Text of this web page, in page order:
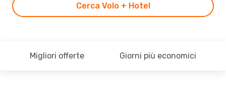
Cerca Volo + Hotel
Migliori offerte Giorni più economici